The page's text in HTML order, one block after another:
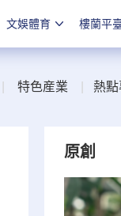
文娛體育 樓蘭平
特色産業 熱點
原創